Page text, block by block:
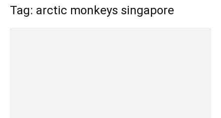
Tag: arctic monkeys singapore